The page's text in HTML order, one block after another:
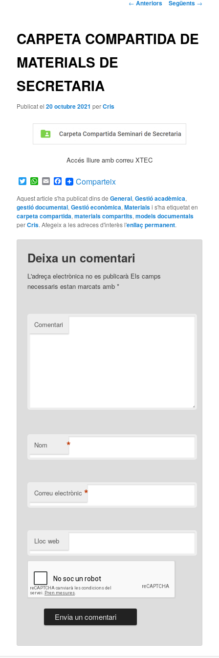
← Anteriors Següents →
CARPETA COMPARTIDA DE
MATERIALS DE
SECRETARIA
Publicat el20 octubre 2021 perCris
Accés lliure amb correu XTEC
TwitterWhatsApp
EmailFacebook
Comparteix
Aquest article s'ha publicat dins deGeneral,Gestió acadèmica,
gestió documental,Gestió econòmica,Materialsi s'ha etiquetat en
carpeta compartida,materials compartits,models documentals
perCris. Afegeix a les adreces d'interès l'enllaç permanent.
Deixa un comentari
L'adreça electrònica no es publicarà Els camps
necessaris estan marcats amb*
Comentari
Nom *
Correu electrònic *
Lloc web